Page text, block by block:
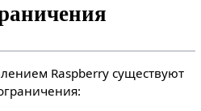
Raspberry существуют